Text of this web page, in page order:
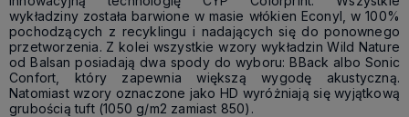
wykładziny została barwione w masie włókien Econyl, w 100%
pochodzących z recyklingu i nadających się do ponownego
przetworzenia. Z kolei wszystkie wzory wykładzin Wild Nature
od Balsan posiadają dwa spody do wyboru: BBack albo Sonic
Confort, który zapewnia większą wygodę akustyczną.
Natomiast wzory oznaczone jako HD wyróżniają się wyjątkową
grubością tuft (1050 g/m2 zamiast 850).